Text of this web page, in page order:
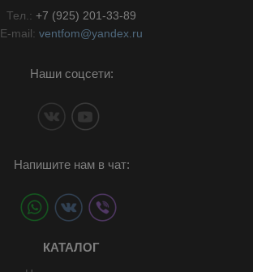
Тел.: +7 (925) 201-33-89
E-mail: ventfom@yandex.ru
Наши соцсети:
Напишите нам в чат:
КАТАЛОГ